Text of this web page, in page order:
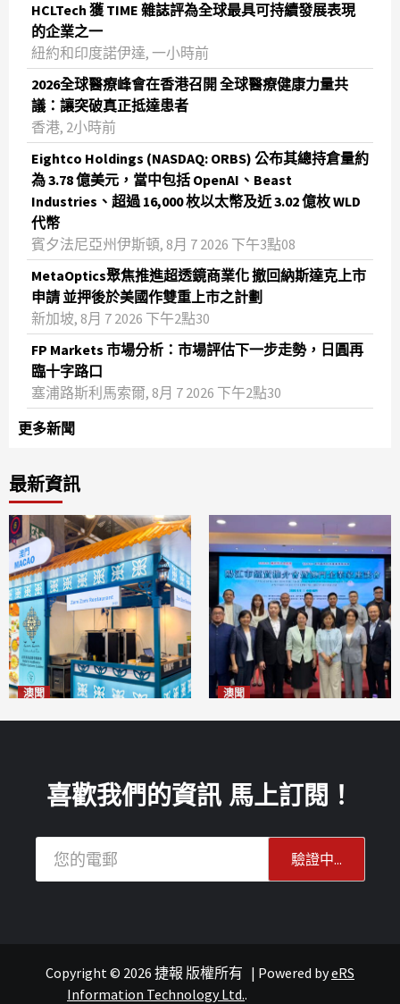
HCLTech 獲 TIME 雜誌評為全球最具可持續發展表現
的企業之一
紐約和印度諾伊達, 一小時前
2026全球醫療峰會在香港召開 全球醫療健康力量共
議：讓突破真正抵達患者
香港, 2小時前
Eightco Holdings (NASDAQ: ORBS) 公布其總持倉量約
為 3.78 億美元，當中包括 OpenAI、Beast
Industries、超過 16,000 枚以太幣及近 3.02 億枚 WLD
代幣
賓夕法尼亞州伊斯頓, 8月 7 2026 下午3點08
MetaOptics聚焦推進超透鏡商業化 撤回納斯達克上市
申請 並押後於美國作雙重上市之計劃
新加坡, 8月 7 2026 下午2點30
FP Markets 市場分析：市場評估下一步走勢，日圓再
臨十字路口
塞浦路斯利馬索爾, 8月 7 2026 下午2點30
更多新聞
最新資訊
澳聞 澳聞
葡語國家經貿
喜歡我們的資訊 馬上訂閱！
Copyright © 2026 捷報 版權所有 | Powered byeRS
Information Technology Ltd..